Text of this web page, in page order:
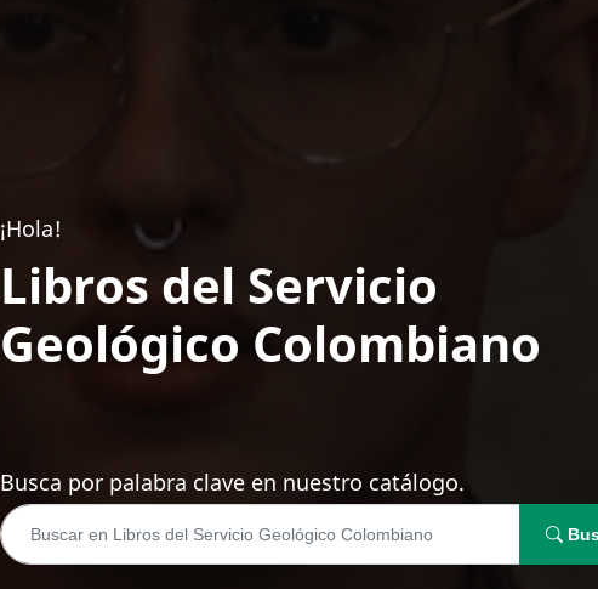
¡Hola!
Libros del Servicio
Geológico Colombiano
Busca por palabra clave en nuestro catálogo.